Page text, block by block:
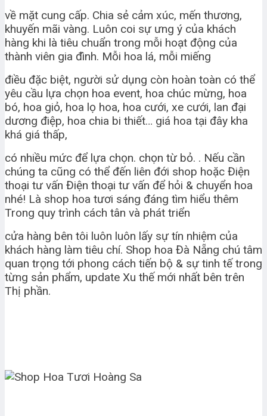
về mặt cung cấp. Chia sẻ cảm xúc, mến thương,
khuyến mãi vàng. Luôn coi sự ưng ý của khách
hàng khi là tiêu chuẩn trong mỗi hoạt động của
thành viên gia đình. Mỗi hoa lá, mỗi miếng
điều đặc biệt, người sử dụng còn hoàn toàn có thể
yêu cầu lựa chọn hoa event, hoa chúc mừng, hoa
bó, hoa giỏ, hoa lọ hoa, hoa cưới, xe cưới, lan đại
dương điệp, hoa chia bi thiết… giá hoa tại đây kha
khá giá thấp,
có nhiều mức để lựa chọn. chọn từ bỏ. . Nếu cần
chúng ta cũng có thể đến liên đới shop hoặc Điện
thoại tư vấn Điện thoại tư vấn để hỏi & chuyển hoa
nhé! Là shop hoa tươi sáng đáng tìm hiểu thêm
Trong quy trình cách tân và phát triển
cửa hàng bên tôi luôn luôn lấy sự tín nhiệm của
khách hàng làm tiêu chí. Shop hoa Đà Nẵng chú tâm
quan trọng tới phong cách tiến bộ & sự tinh tế trong
từng sản phẩm, update Xu thế mới nhất bên trên
Thị phần.